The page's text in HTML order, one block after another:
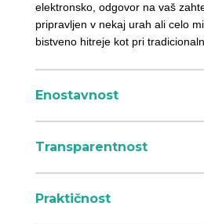
elektronsko, odgovor na vaš
pripravljen v nekaj urah ali celo
bistveno hitreje kot pri
Enostavnost
Transparentnost
Praktičnost